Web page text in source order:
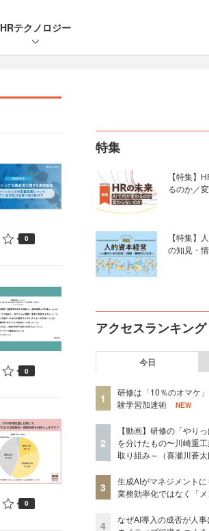
HRテクノロジー
0
0
0
特集
【特集】
るのか／
【特集】
の知見・
アクセスランキング
今日
1
研修は「10％のオマケ
験学習加速術
NEW
2
【動画】研修の「やり
を分けたもの〜川崎重
取り組み～（喜瀬川蒼太
3
生成AIがマネジメントに
業務効率化ではなく「
4
なぜAI導入の成否が人